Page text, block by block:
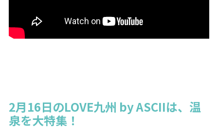
2月16日のLOVE九州 by ASCIIは、温
泉を大特集！